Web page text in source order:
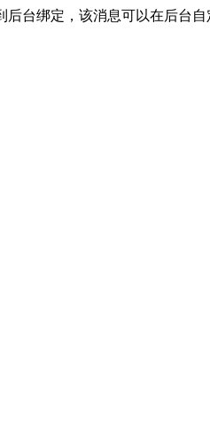
后台绑定，该消息可以在后台自